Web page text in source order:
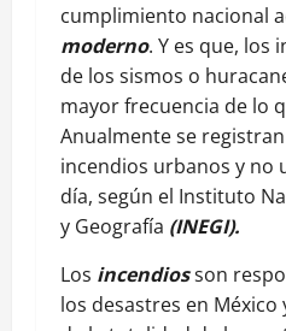
cumplimiento nacional
moderno. Y es que, los
de los sismos o
mayor frecuencia de lo
Anualmente se
incendios urbanos y no
día, según el Instituto
y Geografía (INEGI).
Los incendiosson
los desastres en México